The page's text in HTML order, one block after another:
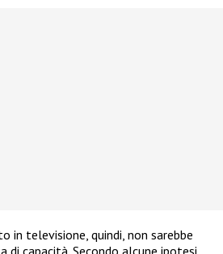
in televisione, quindi, non sarebbe